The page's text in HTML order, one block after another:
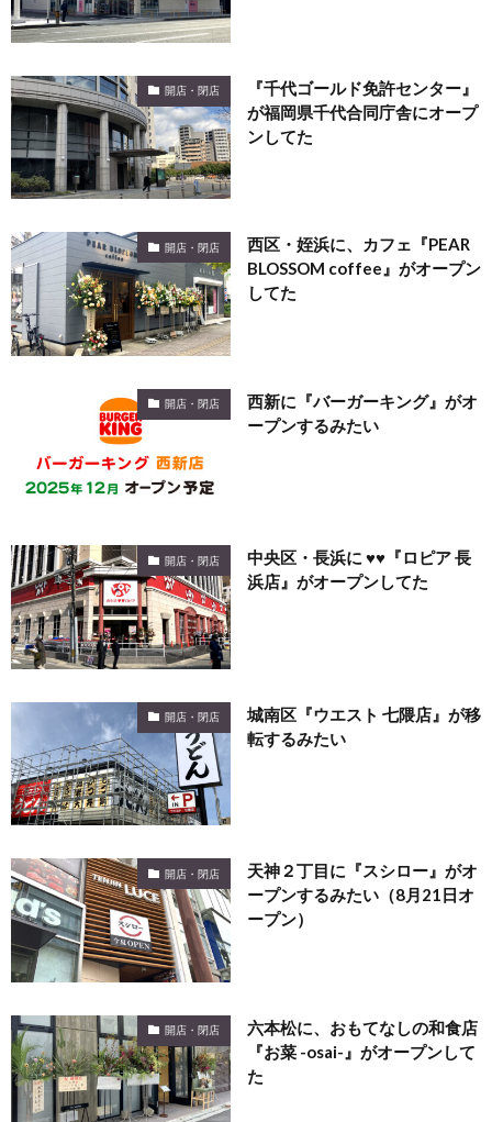
開店・閉店
『千代ゴールド免許センター』
が福岡県千代合同庁舎にオープ
ンしてた
開店・閉店
西区・姪浜に、カフェ『PEAR
BLOSSOM coffee』がオープン
してた
開店・閉店
西新に『バーガーキング』がオ
ープンするみたい
開店・閉店
中央区・長浜に ♥♥『ロピア 長
浜店』がオープンしてた
開店・閉店
城南区『ウエスト 七隈店』が移
転するみたい
開店・閉店
天神２丁目に『スシロー』がオ
ープンするみたい（8月21日オ
ープン）
開店・閉店
六本松に、おもてなしの和食店
『お菜 -osai-』がオープンして
た